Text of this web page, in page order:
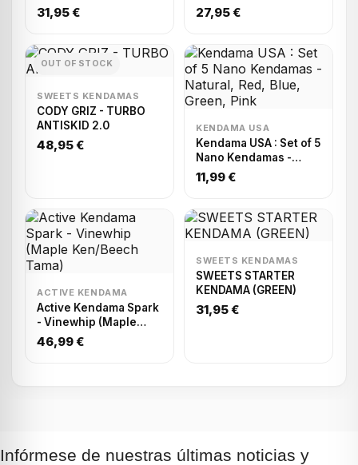
31,95 € 27,95 €
OUT OF STOCK
SWEETS KENDAMAS
CODY GRIZ - TURBO
ANTISKID 2.0
48,95 €
KENDAMA USA
Kendama USA : Set of 5
Nano Kendamas -
Natural, Red, Blue,
Green, Pink
11,99 €
ACTIVE KENDAMA
Active Kendama Spark
- Vinewhip (Maple
Ken/Beech Tama)
46,99 €
SWEETS KENDAMAS
SWEETS STARTER
KENDAMA (GREEN)
31,95 €
Infórmese de nuestras últimas noticias y